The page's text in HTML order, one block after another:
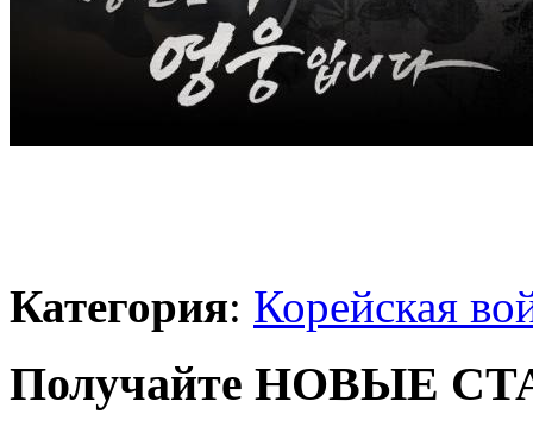
Категория: Корейская
Получайте НОВЫЕ